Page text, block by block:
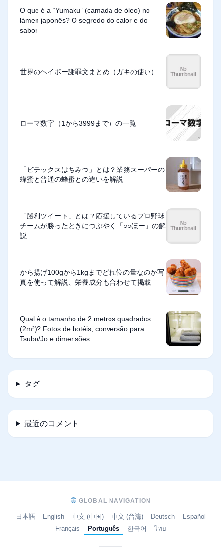
O que é a “Yumaku” (camada de óleo) no
lámen japonês? O segredo do calor e do
sabor
世界のヘイポー謝罪文まとめ（ガキの使い）
ローマ数字（1から3999まで）の一覧
「ビテックスはちみつ」とは？業務スーパーの
蜂蜜と普通の蜂蜜との違いを解説
「勝利ツイート」とは？応援しているプロ野球
チームが勝ったときにつぶやく「○○ほー」の解
説
から揚げ100gから1kgまでどれ位の量なのか写
真を使って解説、栄養成分も合わせて掲載
Qual é o tamanho de 2 metros quadrados
(2m²)? Fotos de hotéis, conversão para
Tsubo/Jo e dimensões
タグ
最近のコメント
GLOBAL NAVIGATION
日本語 English 中文 (中国) 中文 (台灣) Deutsch
Español
Français
Português 한국어 ไทย